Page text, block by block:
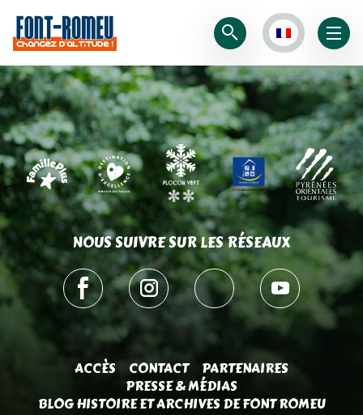
NOUS SUIVRE SUR LES RÉSEAUX
ACCÈS CONTACT
PARTENAIRES
PRESSE & MÉDIAS
BLOG HISTOIRE ET ARCHIVES DE FONT ROMEU